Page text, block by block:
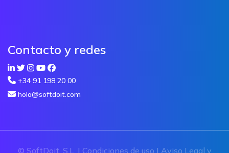
Contacto y redes
+34 91 198 20 00
hola@softdoit.com
© SoftDoit, S.L. | Condiciones de uso | Aviso Legal y